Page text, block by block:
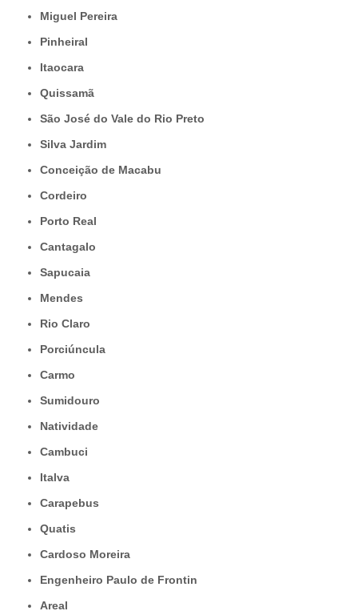
Miguel Pereira
Pinheiral
Itaocara
Quissamã
São José do Vale do Rio Preto
Silva Jardim
Conceição de Macabu
Cordeiro
Porto Real
Cantagalo
Sapucaia
Mendes
Rio Claro
Porciúncula
Carmo
Sumidouro
Natividade
Cambuci
Italva
Carapebus
Quatis
Cardoso Moreira
Engenheiro Paulo de Frontin
Areal